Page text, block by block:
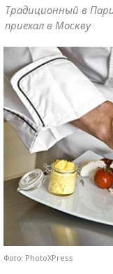
Традиционный в
приехал в Москву
Фото: PhotoXPress